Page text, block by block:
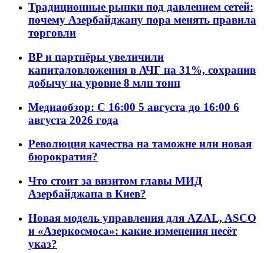
Традиционные рынки под давлением сетей:
почему Азербайджану пора менять правила
торговли
BP и партнёры увеличили
капиталовложения в АЧГ на 31%, сохранив
добычу на уровне 8 млн тонн
Медиаобзор: С 16:00 5 августа до 16:00 6
августа 2026 года
Революция качества на таможне или новая
бюрократия?
Что стоит за визитом главы МИД
Азербайджана в Киев?
Новая модель управления для AZAL, ASCO
и «Азеркосмоса»: какие изменения несёт
указ?